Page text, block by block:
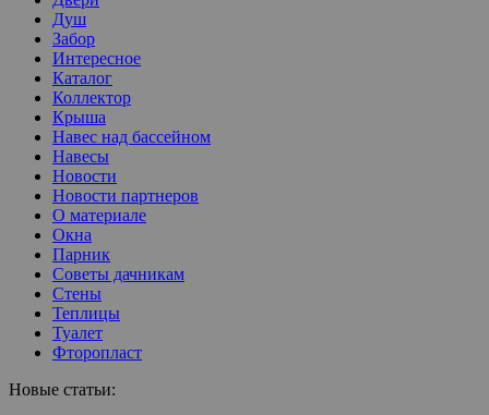
Душ
Забор
Интересное
Каталог
Коллектор
Крыша
Навес над бассейном
Навесы
Новости
Новости партнеров
О материале
Окна
Парник
Советы дачникам
Стены
Теплицы
Туалет
Фторопласт
Новые статьи: